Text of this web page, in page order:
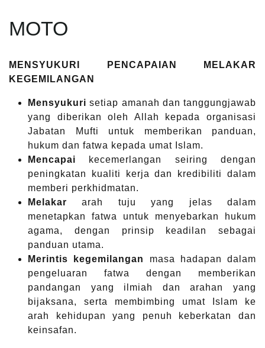
MOTO
MENSYUKURI PENCAPAIAN MELAKAR
KEGEMILANGAN
Mensyukuri setiap amanah dan tanggungjawab
yang diberikan oleh Allah kepada organisasi
Jabatan Mufti untuk memberikan panduan,
hukum dan fatwa kepada umat Islam.
Mencapai kecemerlangan seiring dengan
peningkatan kualiti kerja dan kredibiliti dalam
memberi perkhidmatan.
Melakar arah tuju yang jelas dalam
menetapkan fatwa untuk menyebarkan hukum
agama, dengan prinsip keadilan sebagai
panduan utama.
Merintis kegemilangan
masa hadapan dalam
pengeluaran fatwa dengan memberikan
pandangan yang ilmiah dan arahan yang
bijaksana, serta membimbing umat Islam ke
arah kehidupan yang penuh keberkatan dan
keinsafan.